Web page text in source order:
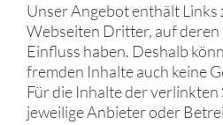
Unser Angebot enthält Links
Webseiten Dritter, auf deren
Einfluss haben. Deshalb
fremden Inhalte auch keine
Für die Inhalte der verlinkten
jeweilige Anbieter oder